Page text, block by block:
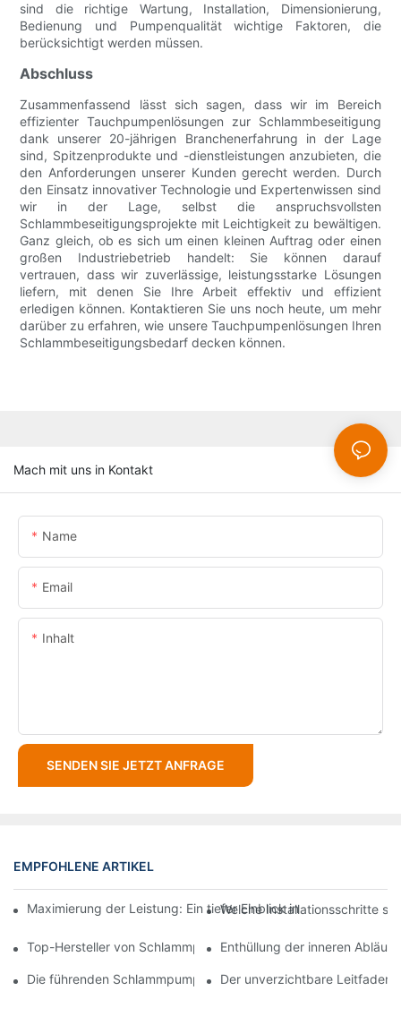
sind die richtige Wartung, Installation, Dimensionierung,
Bedienung und Pumpenqualität wichtige Faktoren, die
berücksichtigt werden müssen.
Abschluss
Zusammenfassend lässt sich sagen, dass wir im Bereich
effizienter Tauchpumpenlösungen zur Schlammbeseitigung
dank unserer 20-jährigen Branchenerfahrung in der Lage
sind, Spitzenprodukte und -dienstleistungen anzubieten, die
den Anforderungen unserer Kunden gerecht werden. Durch
den Einsatz innovativer Technologie und Expertenwissen sind
wir in der Lage, selbst die anspruchsvollsten
Schlammbeseitigungsprojekte mit Leichtigkeit zu bewältigen.
Ganz gleich, ob es sich um einen kleinen Auftrag oder einen
großen Industriebetrieb handelt: Sie können darauf
vertrauen, dass wir zuverlässige, leistungsstarke Lösungen
liefern, mit denen Sie Ihre Arbeit effektiv und effizient
erledigen können. Kontaktieren Sie uns noch heute, um mehr
darüber zu erfahren, wie unsere Tauchpumpenlösungen Ihren
Schlammbeseitigungsbedarf decken können.
Mach mit uns in Kontakt
Name
Email
Inhalt
SENDEN SIE JETZT ANFRAGE
EMPFOHLENE ARTIKEL
Maximierung der Leistung: Ein tiefer Einblick in die
Welche Installationsschritte
Top-Hersteller von Schlammpumpen: Führende Unternehmen
Enthüllung der inneren
Die führenden Schlammpumpenlieferanten der Branche: Ein
Der unverzichtbare Leitfaden